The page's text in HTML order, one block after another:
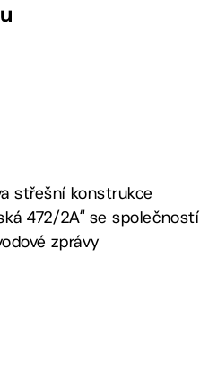
střešní konstrukce
472/2A“ se společností
zprávy